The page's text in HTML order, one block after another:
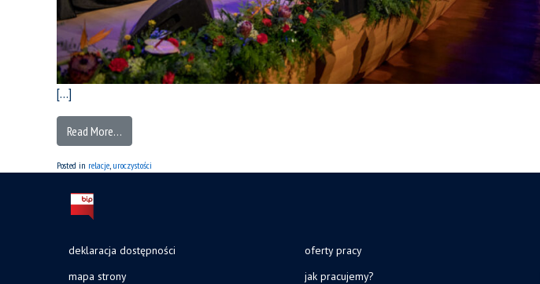
[…]
Read More…
Posted in relacje uroczystości
deklaracja dostępności
mapa strony
oferty pracy
jak pracujemy?